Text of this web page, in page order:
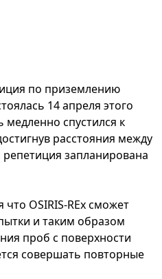
по приземлению
14 апреля этого
медленно спустился к
расстояния между
запланирована
OSIRIS-REx сможет
и таким образом
проб с поверхности
совершать повторные